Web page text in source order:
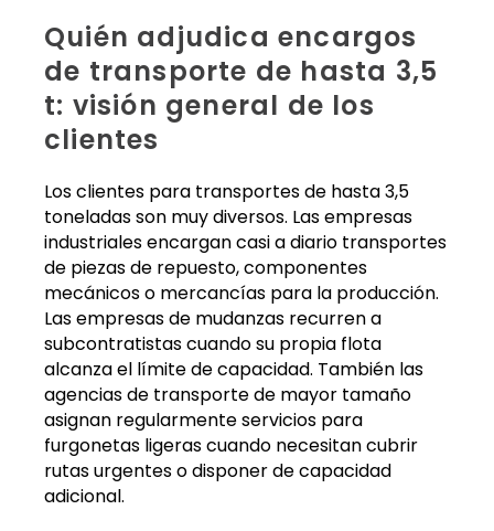
Quién adjudica encargos
de transporte de hasta 3,5
t: visión general de los
clientes
Los clientes para transportes de hasta 3,5
toneladas son muy diversos. Las empresas
industriales encargan casi a diario transportes
de piezas de repuesto, componentes
mecánicos o mercancías para la producción.
Las empresas de mudanzas recurren a
subcontratistas cuando su propia flota
alcanza el límite de capacidad. También las
agencias de transporte de mayor tamaño
asignan regularmente servicios para
furgonetas ligeras cuando necesitan cubrir
rutas urgentes o disponer de capacidad
adicional.